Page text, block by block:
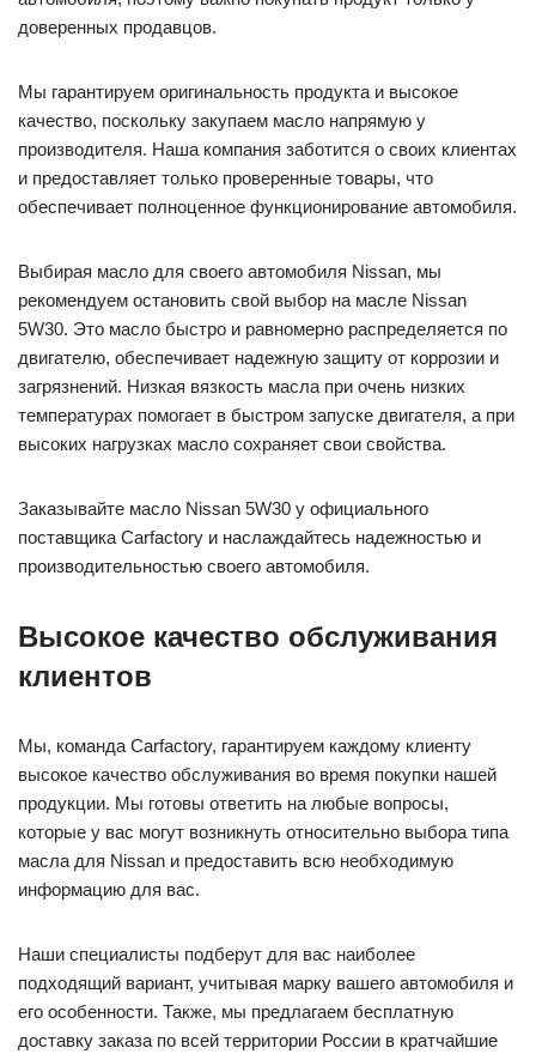
доверенных продавцов.
Мы гарантируем оригинальность продукта и высокое
качество, поскольку закупаем масло напрямую у
производителя. Наша компания заботится о своих клиентах
и предоставляет только проверенные товары, что
обеспечивает полноценное функционирование автомобиля.
Выбирая масло для своего автомобиля Nissan, мы
рекомендуем остановить свой выбор на масле Nissan
5W30. Это масло быстро и равномерно распределяется по
двигателю, обеспечивает надежную защиту от коррозии и
загрязнений. Низкая вязкость масла при очень низких
температурах помогает в быстром запуске двигателя, а при
высоких нагрузках масло сохраняет свои свойства.
Заказывайте масло Nissan 5W30 у официального
поставщика Carfactory и наслаждайтесь надежностью и
производительностью своего автомобиля.
Высокое качество обслуживания
клиентов
Мы, команда Carfactory, гарантируем каждому клиенту
высокое качество обслуживания во время покупки нашей
продукции. Мы готовы ответить на любые вопросы,
которые у вас могут возникнуть относительно выбора типа
масла для Nissan и предоставить всю необходимую
информацию для вас.
Наши специалисты подберут для вас наиболее
подходящий вариант, учитывая марку вашего автомобиля и
его особенности. Также, мы предлагаем бесплатную
доставку заказа по всей территории России в кратчайшие